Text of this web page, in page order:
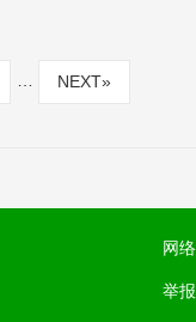
NEXT»
网
举